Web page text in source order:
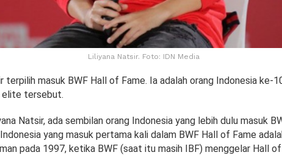
Liliyana Natsir. Foto: IDN Media
terpilih masuk BWF Hall of Fame. Ia adalah orang Indonesia ke-
tersebut.
Natsir, ada sembilan orang Indonesia yang lebih dulu masuk
yang masuk pertama kali dalam BWF Hall of Fame
pada 1997, ketika BWF (saat itu masih IBF) menggelar Hall